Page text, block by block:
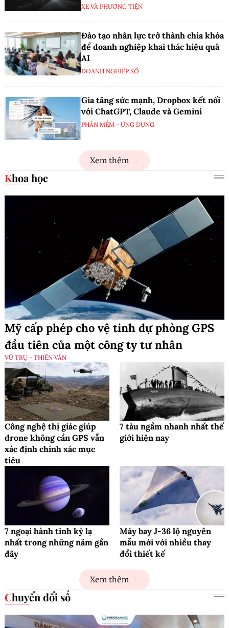
XE VÀ PHƯƠNG TIỆN
Đào tạo nhân lực trở thành chìa khóa
để doanh nghiệp khai thác hiệu quả
AI
DOANH NGHIỆP SỐ
Gia tăng sức mạnh, Dropbox kết nối
với ChatGPT, Claude và Gemini
PHẦN MỀM - ỨNG DỤNG
Xem thêm
Khoa học
Mỹ cấp phép cho vệ tinh dự phòng GPS
đầu tiên của một công ty tư nhân
VŨ TRỤ - THIÊN VĂN
Công nghệ thị giác giúp
drone không cần GPS vẫn
xác định chính xác mục
tiêu
7 tàu ngầm nhanh nhất thế
giới hiện nay
7 ngoại hành tinh kỳ lạ
nhất trong những năm gần
đây
Máy bay J-36 lộ nguyên
mẫu mới với nhiều thay
đổi thiết kế
Xem thêm
Chuyển đổi số